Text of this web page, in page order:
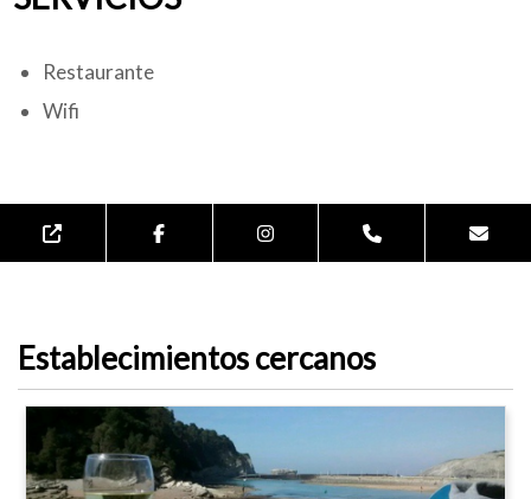
Restaurante
Wifi
Establecimientos cercanos